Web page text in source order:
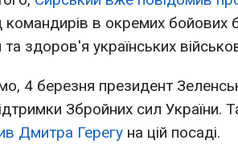
командирів в окремих бойових
здоров'я українських
4 березня президент
Збройних сил України.
Дмитра Герегу на цій посаді.